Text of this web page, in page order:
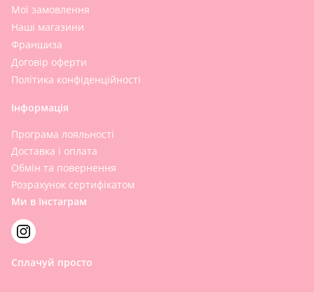
Мої замовлення
Наші магазини
Франшиза
Договір оферти
Політика конфіденційності
Інформація
Програма лояльності
Доставка і оплата
Обмін та повернення
Розрахунок сертифікатом
Ми в Інстаграм
Сплачуй просто